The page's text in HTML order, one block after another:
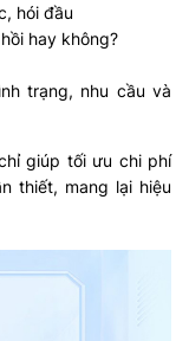
hói đầu
hay không?
trạng, nhu cầu và
giúp tối ưu chi phí
thiết, mang lại hiệu